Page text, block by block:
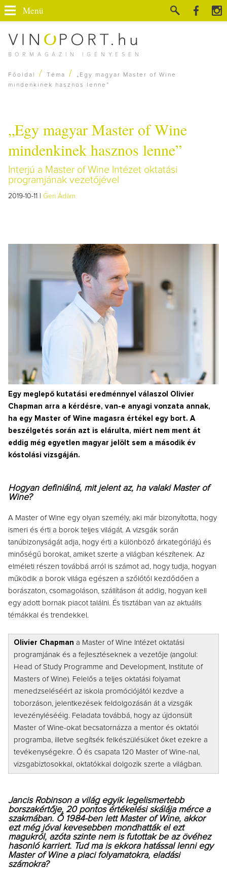
BORMAGAZIN IGÉNYESEN
Menü
Főoldal / Téma /
„Egy magyar Master of Wine
mindenkinek hasznos lenne”
„Egy magyar Master of Wine
mindenkinek hasznos lenne”
Interjú a Master of Wine Intézet oktatási
programjának vezetőjével
2019-10-11 | Geri Ádám
Egy meglepő kutatási eredménnyel válaszol Olivier
Chapman arra a kérdésre, van-e anyagi vonzata annak,
ha egy Master of Wine magasra értékel egy bort. A
beszélgetés során azt is elárulta, miért nem ment át
eddig még egyetlen magyar jelölt sem a második év
kóstolási vizsgáján.
Hogyan definiálná, mit jelent az, ha valaki Master of
Wine?
A Master of Wine egy olyan személy, aki már bizonyította, hogy
ismeri és érti a borok teljes világát. A vizsgák során
tanúbizonyságát adja, hogy érti a különböző árkategóriájú és
minőségű borokat, amiket szerte a világban készítenek. Az
elméleti részen továbbá arról is számot ad, hogy tudja, hogyan
működik a borok világa egészen a szőlőtől kezdődően a
borászaton, csomagoláson, szállításon át addig, hogyan kell
egy adott bornak piacot találni. És tisztában van az aktuális
témákkal és trendekkel.
Olivier Chapman a Master of Wine Intézet oktatási
programjának és a fejlesztéseknek a vezetője (angolul:
Head of Study Programme and Development, Institute of
Masters of Wine). Felelős a teljes oktatási folyamat
menedzseléséért az iskola promóciójától kezdve a
toborzáson, jelentkezések feldolgozásán át a vizsgák
levezénylésééig. Feladata továbbá, hogy az újdonsült
Master of Wine-okat becsatornázza a mentor és oktatói
programba, illetve segítsék felkészülésüket őket ezekre a
tevékenységekre. Ő és csapata 120 Master of Wine-nal,
vizsgabiztosokkal, oktatókkal dolgozik szerte a világban.
Jancis Robinson a világ egyik legelismertebb
borszakértője, 20 pontos értékelési skálája mérce a
szakmában. Ő 1984-ben lett Master of Wine, akkor
ezt még jóval kevesebben mondhatták el ezt
magukról, azóta szinte nem is futottak be az övéhez
hasonló karriert. Tud ma is ekkora hatással lenni egy
Master of Wine a piaci folyamatokra, eladási
számokra?